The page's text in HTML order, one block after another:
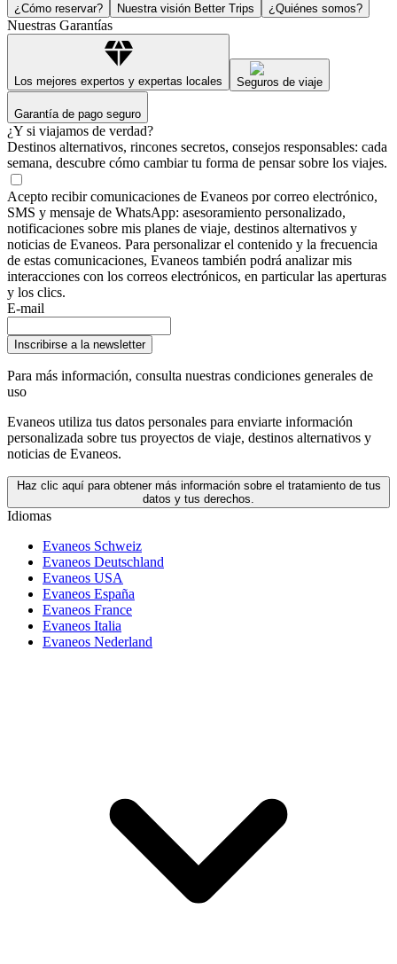
¿Cómo reservar? Nuestra visión Better Trips ¿Quiénes somos?
Nuestras Garantías
Los mejores expertos y expertas locales Seguros de viaje
Garantía de pago seguro
¿Y si viajamos de verdad?
Destinos alternativos, rincones secretos, consejos responsables: cada
semana, descubre cómo cambiar tu forma de pensar sobre los viajes.
Acepto recibir comunicaciones de Evaneos por correo electrónico,
SMS y mensaje de WhatsApp: asesoramiento personalizado,
notificaciones sobre mis planes de viaje, destinos alternativos y
noticias de Evaneos. Para personalizar el contenido y la frecuencia
de estas comunicaciones, Evaneos también podrá analizar mis
interacciones con los correos electrónicos, en particular las aperturas
y los clics.
E-mail
Inscribirse a la newsletter
Para más información, consulta nuestras condiciones generales de
uso
Evaneos utiliza tus datos personales para enviarte información
personalizada sobre tus proyectos de viaje, destinos alternativos y
noticias de Evaneos.
Haz clic aquí para obtener más información sobre el tratamiento de tus
datos y tus derechos.
Idiomas
Evaneos Schweiz
Evaneos Deutschland
Evaneos USA
Evaneos España
Evaneos France
Evaneos Italia
Evaneos Nederland